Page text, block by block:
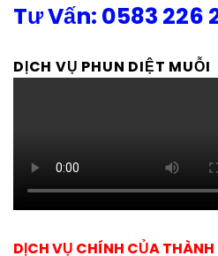
Tư Vấn: 0583 226
DỊCH VỤ PHUN DIỆT MUỖI
DỊCH VỤ CHÍNH CỦA THÀNH